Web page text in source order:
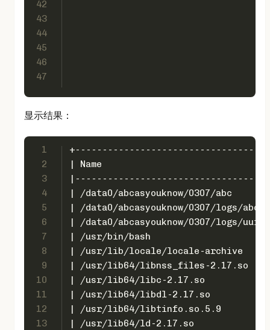
42
43
44
45
46
47
显示结果：
1
2
3
4
5
6
7
8
9
10
11
12
13
| Name
| /data0/abcasyouknow/0307/
| /data0/abcasyouknow/0307/
| /data0/abcasyouknow/0307/logs/
| /usr/bin/bash
| /usr/lib/locale/locale-archive
| /usr/lib64/libnss_files-
| /usr/lib64/libc-2.17.so
| /usr/lib64/libdl-2.17.so
| /usr/lib64/libtinfo.so.5.9
| /usr/lib64/ld-2.17.so